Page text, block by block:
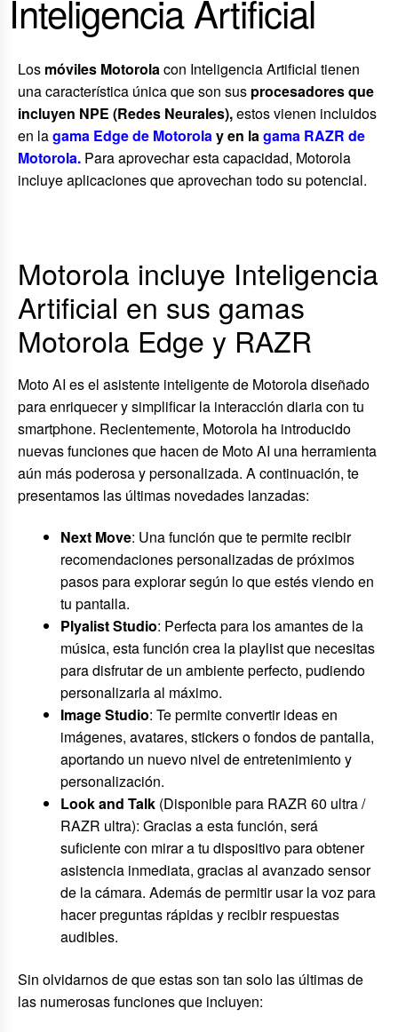
Inteligencia Artificial
Los móviles Motorolacon Inteligencia Artificial tienen
una característica única que son sus procesadores que
incluyen NPE (Redes Neurales),estos vienen incluidos
en lagama Edge de Motorolay en lagama RAZR de
Motorola. Para aprovechar esta capacidad, Motorola
incluye aplicaciones que aprovechan todo su potencial.
Motorola incluye Inteligencia
Artificial en sus gamas
Motorola Edge y RAZR
Moto AI es el asistente inteligente de Motorola diseñado
para enriquecer y simplificar la interacción diaria con tu
smartphone. Recientemente, Motorola ha introducido
nuevas funciones que hacen de Moto AI una herramienta
aún más poderosa y personalizada. A continuación, te
presentamos las últimas novedades lanzadas:
Next Move: Una función que te permite recibir
recomendaciones personalizadas de próximos
pasos para explorar según lo que estés viendo en
tu pantalla.
Plyalist Studio: Perfecta para los amantes de la
música, esta función crea la playlist que necesitas
para disfrutar de un ambiente perfecto, pudiendo
personalizarla al máximo.
Image Studio: Te permite convertir ideas en
imágenes, avatares, stickers o fondos de pantalla,
aportando un nuevo nivel de entretenimiento y
personalización.
Look and Talk (Disponible para RAZR 60 ultra /
RAZR ultra): Gracias a esta función, será
suficiente con mirar a tu dispositivo para obtener
asistencia inmediata, gracias al avanzado sensor
de la cámara. Además de permitir usar la voz para
hacer preguntas rápidas y recibir respuestas
audibles.
Sin olvidarnos de que estas son tan solo las últimas de
las numerosas funciones que incluyen: